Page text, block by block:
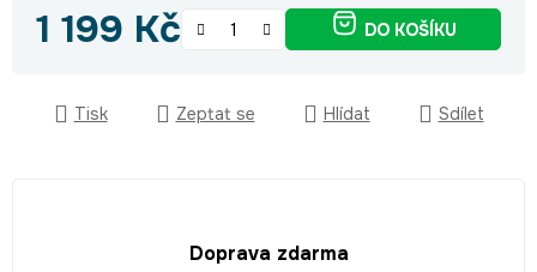
1 199 Kč DO KOŠÍKU
Tisk Zeptat se Hlídat Sdílet
Doprava zdarma